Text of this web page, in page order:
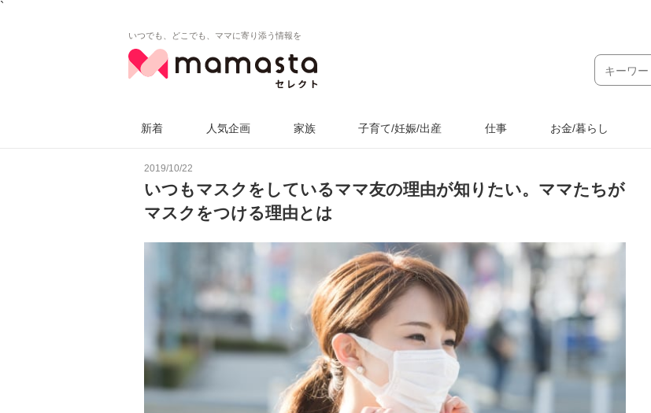
`
いつでも、どこでも、ママに寄り添う情報を
新着 人気企画 家族 子育て/妊娠/出産 仕事 お金/暮らし
2019/10/22
いつもマスクをしているママ友の理由が知りたい。ママたちが
マスクをつける理由とは